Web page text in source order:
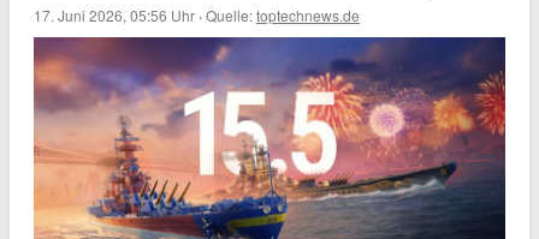
17. Juni 2026, 05:56 Uhr ·Quelle:toptechnews.de